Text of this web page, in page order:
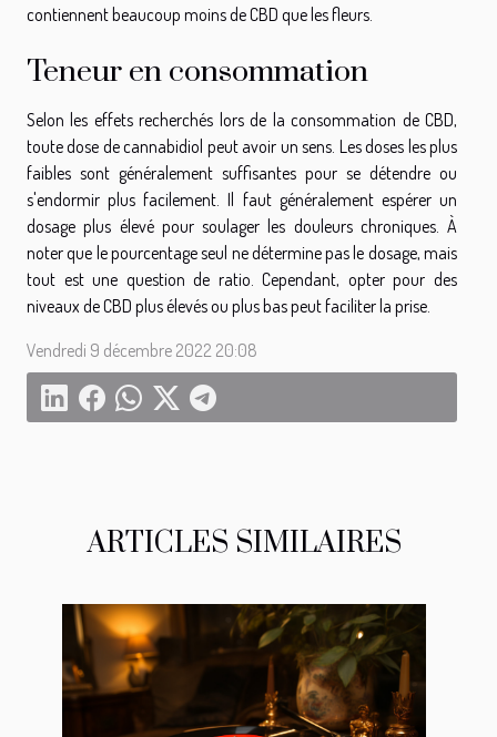
contiennent beaucoup moins de CBD que les fleurs.
Teneur en consommation
Selon les effets recherchés lors de la consommation de CBD,
toute dose de cannabidiol peut avoir un sens. Les doses les plus
faibles sont généralement suffisantes pour se détendre ou
s'endormir plus facilement. Il faut généralement espérer un
dosage plus élevé pour soulager les douleurs chroniques. À
noter que le pourcentage seul ne détermine pas le dosage, mais
tout est une question de ratio. Cependant, opter pour des
niveaux de CBD plus élevés ou plus bas peut faciliter la prise.
Vendredi 9 décembre 2022 20:08
ARTICLES SIMILAIRES